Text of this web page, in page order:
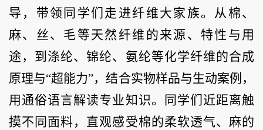
导，带领同学们走进纤维大家族。从棉、
麻、丝、毛等天然纤维的来源、特性与用
途，到涤纶、锦纶、氨纶等化学纤维的合成
原理与“超能力”，结合实物样品与生动案例，
用通俗语言解读专业知识。同学们近距离触
摸不同面料，直观感受棉的柔软透气、麻的